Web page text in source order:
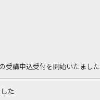
受講申込受付を開始いたました
た